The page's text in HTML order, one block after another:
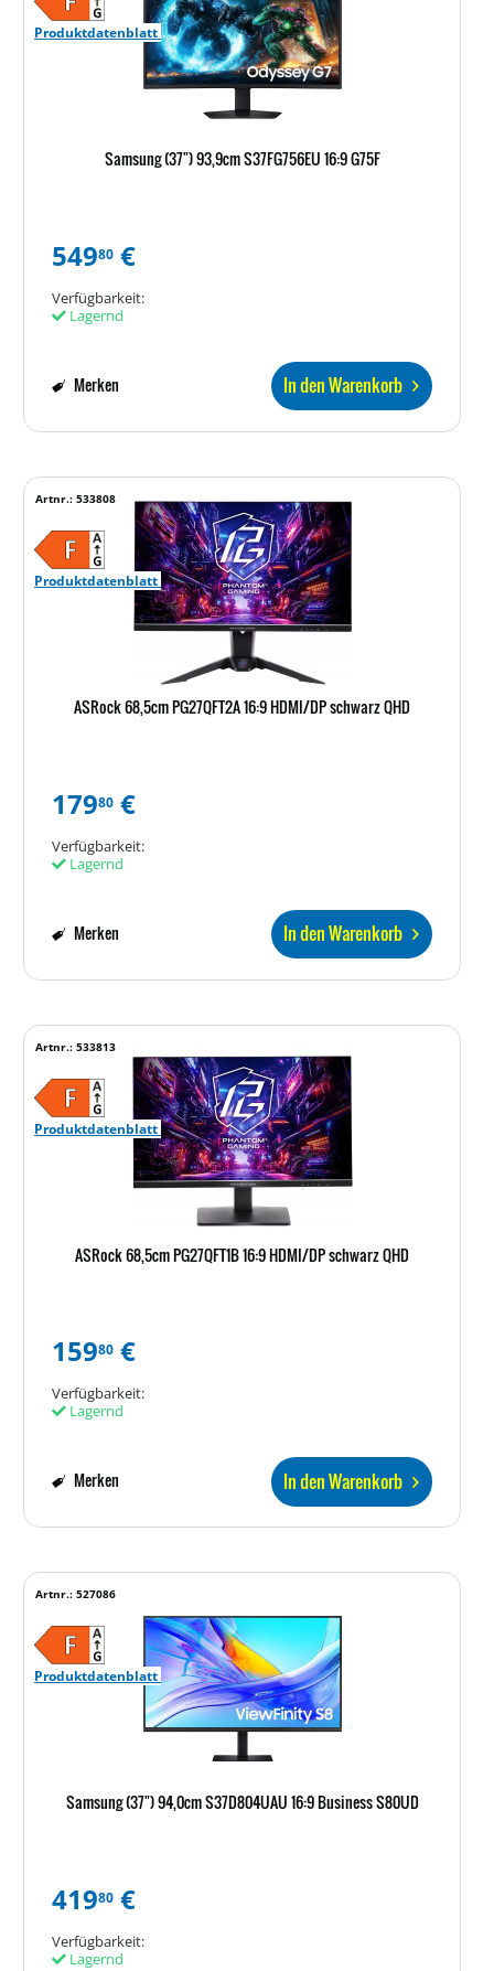
Produktdatenblatt
Samsung (37") 93,9cm S37FG756EU 16:9 G75F
54980 €
Verfügbarkeit:
Lagernd
In den Warenkorb
Merken
Produktdatenblatt
ASRock 68,5cm PG27QFT2A 16:9 HDMI/DP schwarz QHD
Artnr.: 533808
17980 €
Verfügbarkeit:
Lagernd
In den Warenkorb
Merken
Produktdatenblatt
ASRock 68,5cm PG27QFT1B 16:9 HDMI/DP schwarz QHD
Artnr.: 533813
15980 €
Verfügbarkeit:
Lagernd
In den Warenkorb
Merken
Produktdatenblatt
Samsung (37") 94,0cm S37D804UAU 16:9 Business S80UD
Artnr.: 527086
41980 €
Verfügbarkeit:
Lagernd